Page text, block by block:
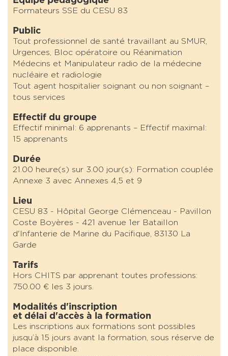
Formateurs SSE du CESU 83
Public
Tout professionnel de santé travaillant au SMUR,
Urgences, Bloc opératoire ou Réanimation
Médecins et Manipulateur radio de la médecine
nucléaire et radiologie
Tout agent hospitalier soignant ou non soignant –
tous services
Effectif du groupe
Effectif minimal: 6 apprenants – Effectif maximal:
15 apprenants
Durée
21.00 heure(s) sur 3.00 jour(s): Formation couplée
Annexe 3 avec Annexes 4,5 et 9
Lieu
CESU 83 - Hôpital George Clémenceau - Pavillon
Coste Boyères - 421 avenue 1er Bataillon
d'Infanterie de Marine du Pacifique, 83130 La
Garde
Tarifs
Hors CHITS par apprenant toutes professions:
750.00 € les 3 jours.
Modalités d'inscription
et délai d'accès à la formation
Les inscriptions aux formations sont possibles
jusqu’à 15 jours avant la formation, sous réserve de
place disponible.